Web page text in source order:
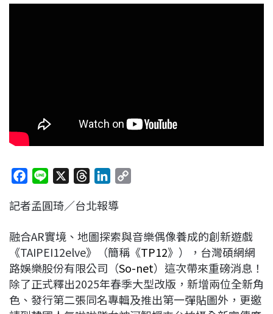
c
b
o
o
k
n
r
a
d
s
n
e
d
n
L
n
k
記者孟圓琦／台北報導
融合AR實境、地圖探索與音樂偶像養成的創新遊戲
《TAIPEI12elve》（簡稱《TP12》），台灣碩網網
路娛樂股份有限公司（So-net）這次帶來重磅消息！
除了正式釋出2025年春季大型改版，新增兩位全新角
色、發行第二張同名專輯及推出第一彈貼圖外，更邀